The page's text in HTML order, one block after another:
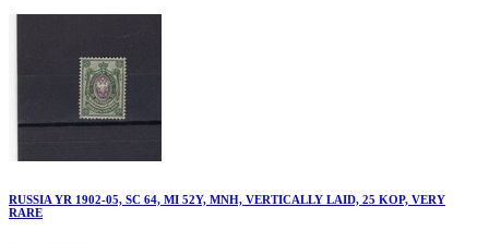
RUSSIA YR 1902-05, SC 64, MI 52Y, MNH, VERTICALLY LAID, 25 KOP, VERY
RARE